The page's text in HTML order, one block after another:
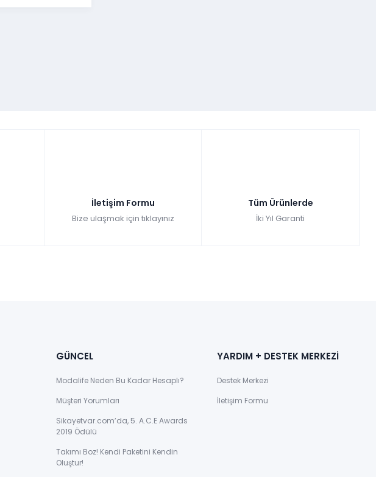
İletişim Formu
Bize ulaşmak için tıklayınız
Tüm Ürünlerde
İki Yıl Garanti
GÜNCEL
Modalife Neden Bu Kadar Hesaplı?
Müşteri Yorumları
Sikayetvar.com’da, 5. A.C.E Awards
2019 Ödülü
Takımı Boz! Kendi Paketini Kendin
Oluştur!
YARDIM + DESTEK MERKEZİ
Destek Merkezi
İletişim Formu